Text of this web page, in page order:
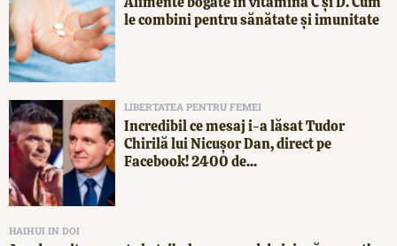
le combini pentru sănătate și imunitate
LIBERTATEA PENTRU FEMEI
Incredibil ce mesaj i-a lăsat Tudor
Chirilă lui Nicușor Dan, direct pe
Facebook! 2400 de...
HAIHUI IN DOI